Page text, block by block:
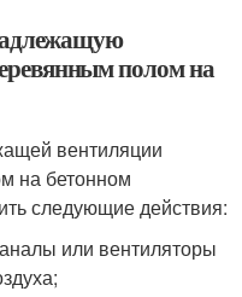
полом на
вентиляции
на бетонном
следующие действия:
или вентиляторы